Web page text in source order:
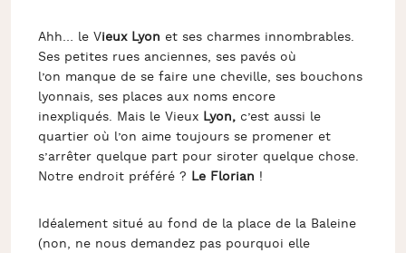
Ahh… le Vieux Lyon et ses charmes innombrables.
Ses petites rues anciennes, ses pavés où
l’on manque de se faire une cheville, ses bouchons
lyonnais, ses places aux noms encore
inexpliqués. Mais le Vieux Lyon,c’est aussi le
quartier où l’on aime toujours se promener et
s’arrêter quelque part pour siroter quelque chose.
Notre endroit préféré ? Le Florian !
Idéalement situé au fond de la place de la Baleine
(non, ne nous demandez pas pourquoi elle